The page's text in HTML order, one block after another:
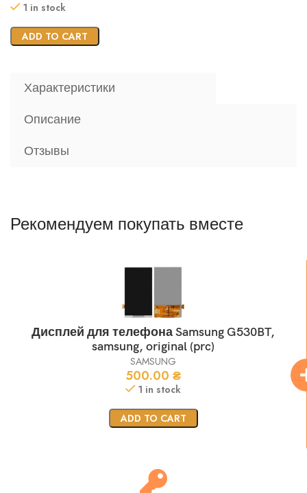
1 in stock
ADD TO CART
Характеристики
Описание
Отзывы
Рекомендуем покупать вместе
Дисплей для телефона Samsung G530BT,
samsung, original (prc)
SAMSUNG
500.00 ₴
1 in stock
ADD TO CART